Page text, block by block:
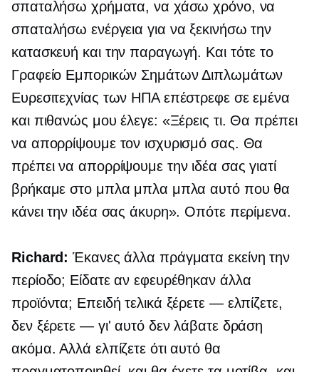
σπαταλήσω χρήματα, να χάσω χρόνο, να
σπαταλήσω ενέργεια για να ξεκινήσω την
κατασκευή και την παραγωγή. Και τότε το
Γραφείο Εμπορικών Σημάτων Διπλωμάτων
Ευρεσιτεχνίας των ΗΠΑ επέστρεφε σε εμένα
και πιθανώς μου έλεγε: «Ξέρεις τι. Θα πρέπει
να απορρίψουμε τον ισχυρισμό σας. Θα
πρέπει να απορρίψουμε την ιδέα σας γιατί
βρήκαμε στο μπλα μπλα μπλα αυτό που θα
κάνει την ιδέα σας άκυρη». Οπότε περίμενα.
Richard: Έκανες άλλα πράγματα εκείνη την
περίοδο; Είδατε αν εφευρέθηκαν άλλα
προϊόντα; Επειδή τελικά ξέρετε — ελπίζετε,
δεν ξέρετε — γι' αυτό δεν λάβατε δράση
ακόμα. Αλλά ελπίζετε ότι αυτό θα